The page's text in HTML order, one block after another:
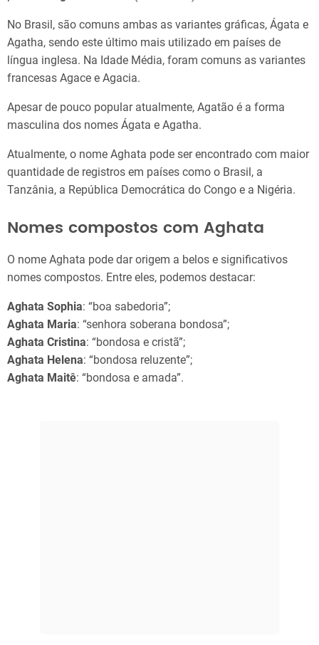
No Brasil, são comuns ambas as variantes gráficas, Ágata e
Agatha, sendo este último mais utilizado em países de
língua inglesa. Na Idade Média, foram comuns as variantes
francesas Agace e Agacia.
Apesar de pouco popular atualmente, Agatão é a forma
masculina dos nomes Ágata e Agatha.
Atualmente, o nome Aghata pode ser encontrado com maior
quantidade de registros em países como o Brasil, a
Tanzânia, a República Democrática do Congo e a Nigéria.
Nomes compostos com Aghata
O nome Aghata pode dar origem a belos e significativos
nomes compostos. Entre eles, podemos destacar:
Aghata Sophia: “boa sabedoria”;
Aghata Maria: “senhora soberana bondosa”;
Aghata Cristina: “bondosa e cristã”;
Aghata Helena: “bondosa reluzente”;
Aghata Maitê: “bondosa e amada”.